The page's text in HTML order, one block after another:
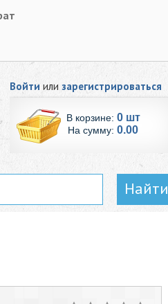
Войти или зарегистрироваться
В корзине: 0 шт
На сумму: 0.00
Найти